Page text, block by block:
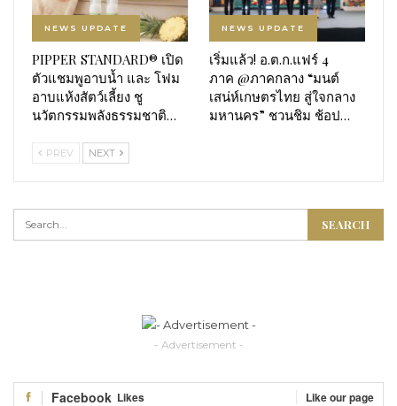
NEWS UPDATE
PIPPER STANDARD® เปิด
ตัวแชมพูอาบน้ำ และ โฟม
อาบแห้งสัตว์เลี้ยง ชู
นวัตกรรมพลังธรรมชาติ…
NEWS UPDATE
เริ่มแล้ว! อ.ต.ก.แฟร์ 4
ภาค @ภาคกลาง “มนต์
เสน่ห์เกษตรไทย สู่ใจกลาง
มหานคร” ชวนชิม ช้อป…
PREV NEXT
- Advertisement -
Facebook Likes Like our page